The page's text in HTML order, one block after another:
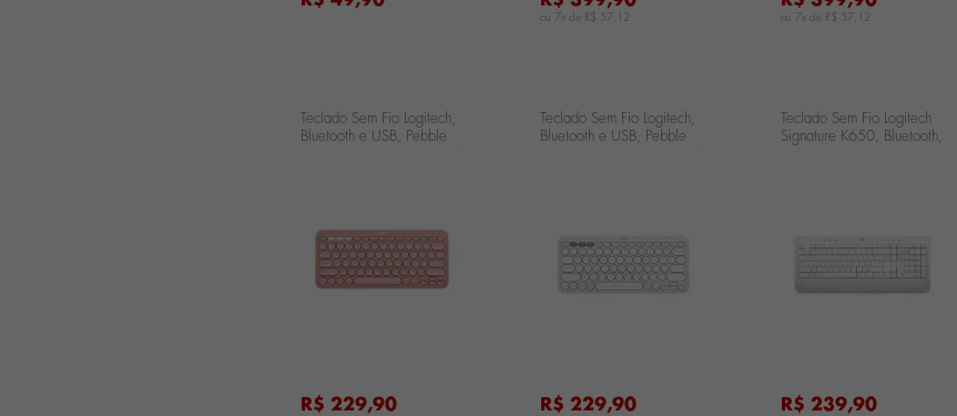
ou 7x de R$ 57,12 ou 7x de R$ 57,12
Teclado Sem Fio Logitech,
Bluetooth e USB, Pebble
R$ 229,90
Teclado Sem Fio Logitech,
Bluetooth e USB, Pebble
R$ 229,90
Teclado Sem Fio Logitech
Signature K650, Bluetooth,
R$ 239,90